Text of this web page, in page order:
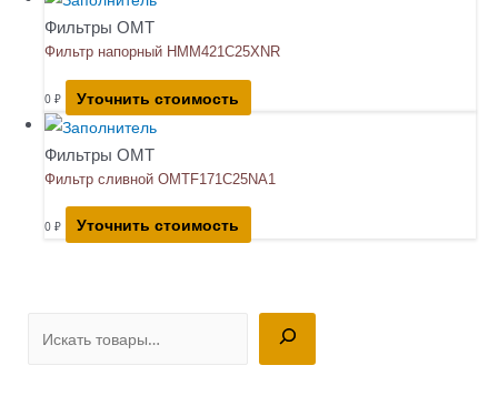
Фильтры OMT
Фильтр напорный HMM421C25XNR
0 ₽ Уточнить стоимость
Фильтры OMT
Фильтр сливной OMTF171C25NA1
0 ₽ Уточнить стоимость